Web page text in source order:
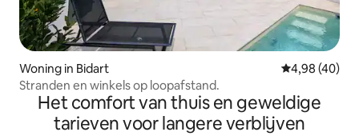
Woning in Bidart Gemiddelde
4,98 (40)
Stranden en winkels op loopafstand.
Het comfort van thuis en geweldige
tarieven voor langere verblijven